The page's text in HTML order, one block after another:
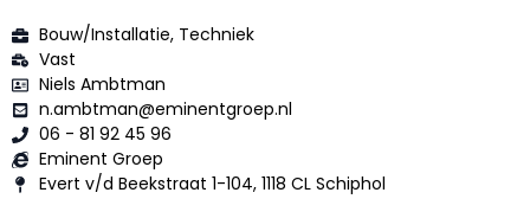
Bouw/Installatie, Techniek
Vast
Niels Ambtman
n.ambtman@eminentgroep.nl
06 - 81 92 45 96
Eminent Groep
Evert v/d Beekstraat 1-104, 1118 CL Schiphol